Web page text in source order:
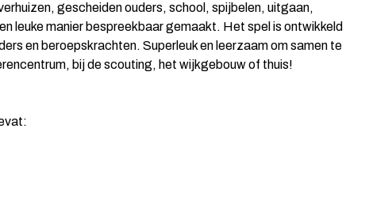
gescheiden ouders, school, spijbelen, uitgaan,
leuke manier bespreekbaar gemaakt. Het spel is ontwikkeld
en beroepskrachten. Superleuk en leerzaam om samen te
bij de scouting, het wijkgebouw of thuis!